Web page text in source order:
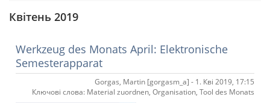
Квітень 2019
Werkzeug des Monats April: Elektronische
Semesterapparat
Gorgas, Martin [gorgasm_a] - 1. Кві 2019, 17:15
Ключові слова: Material zuordnen, Organisation, Tool des Monats